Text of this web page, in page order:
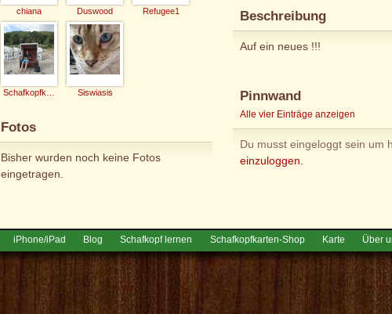
chiana Duswood Refugee1
Siswiasis
Fotos
Bisher wurden noch keine Fotos
eingetragen.
Beschreibung
Auf ein neues !!!
Pinnwand
Alle vier Einträge anzeigen
Du musst eingeloggt sein um
einzuloggen.
iPhone/iPad Blog Schafkopf lernen Schafkopfkarten-Shop Karte Über